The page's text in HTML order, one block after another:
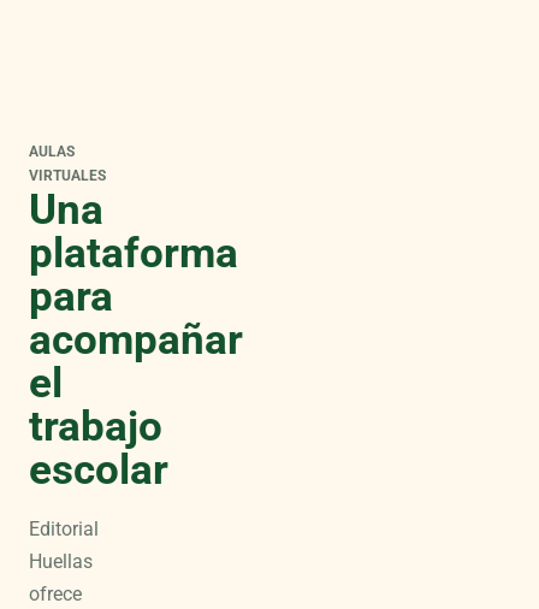
AULAS
VIRTUALES
Una
plataforma
para
acompañar
el
trabajo
escolar
Editorial
Huellas
ofrece